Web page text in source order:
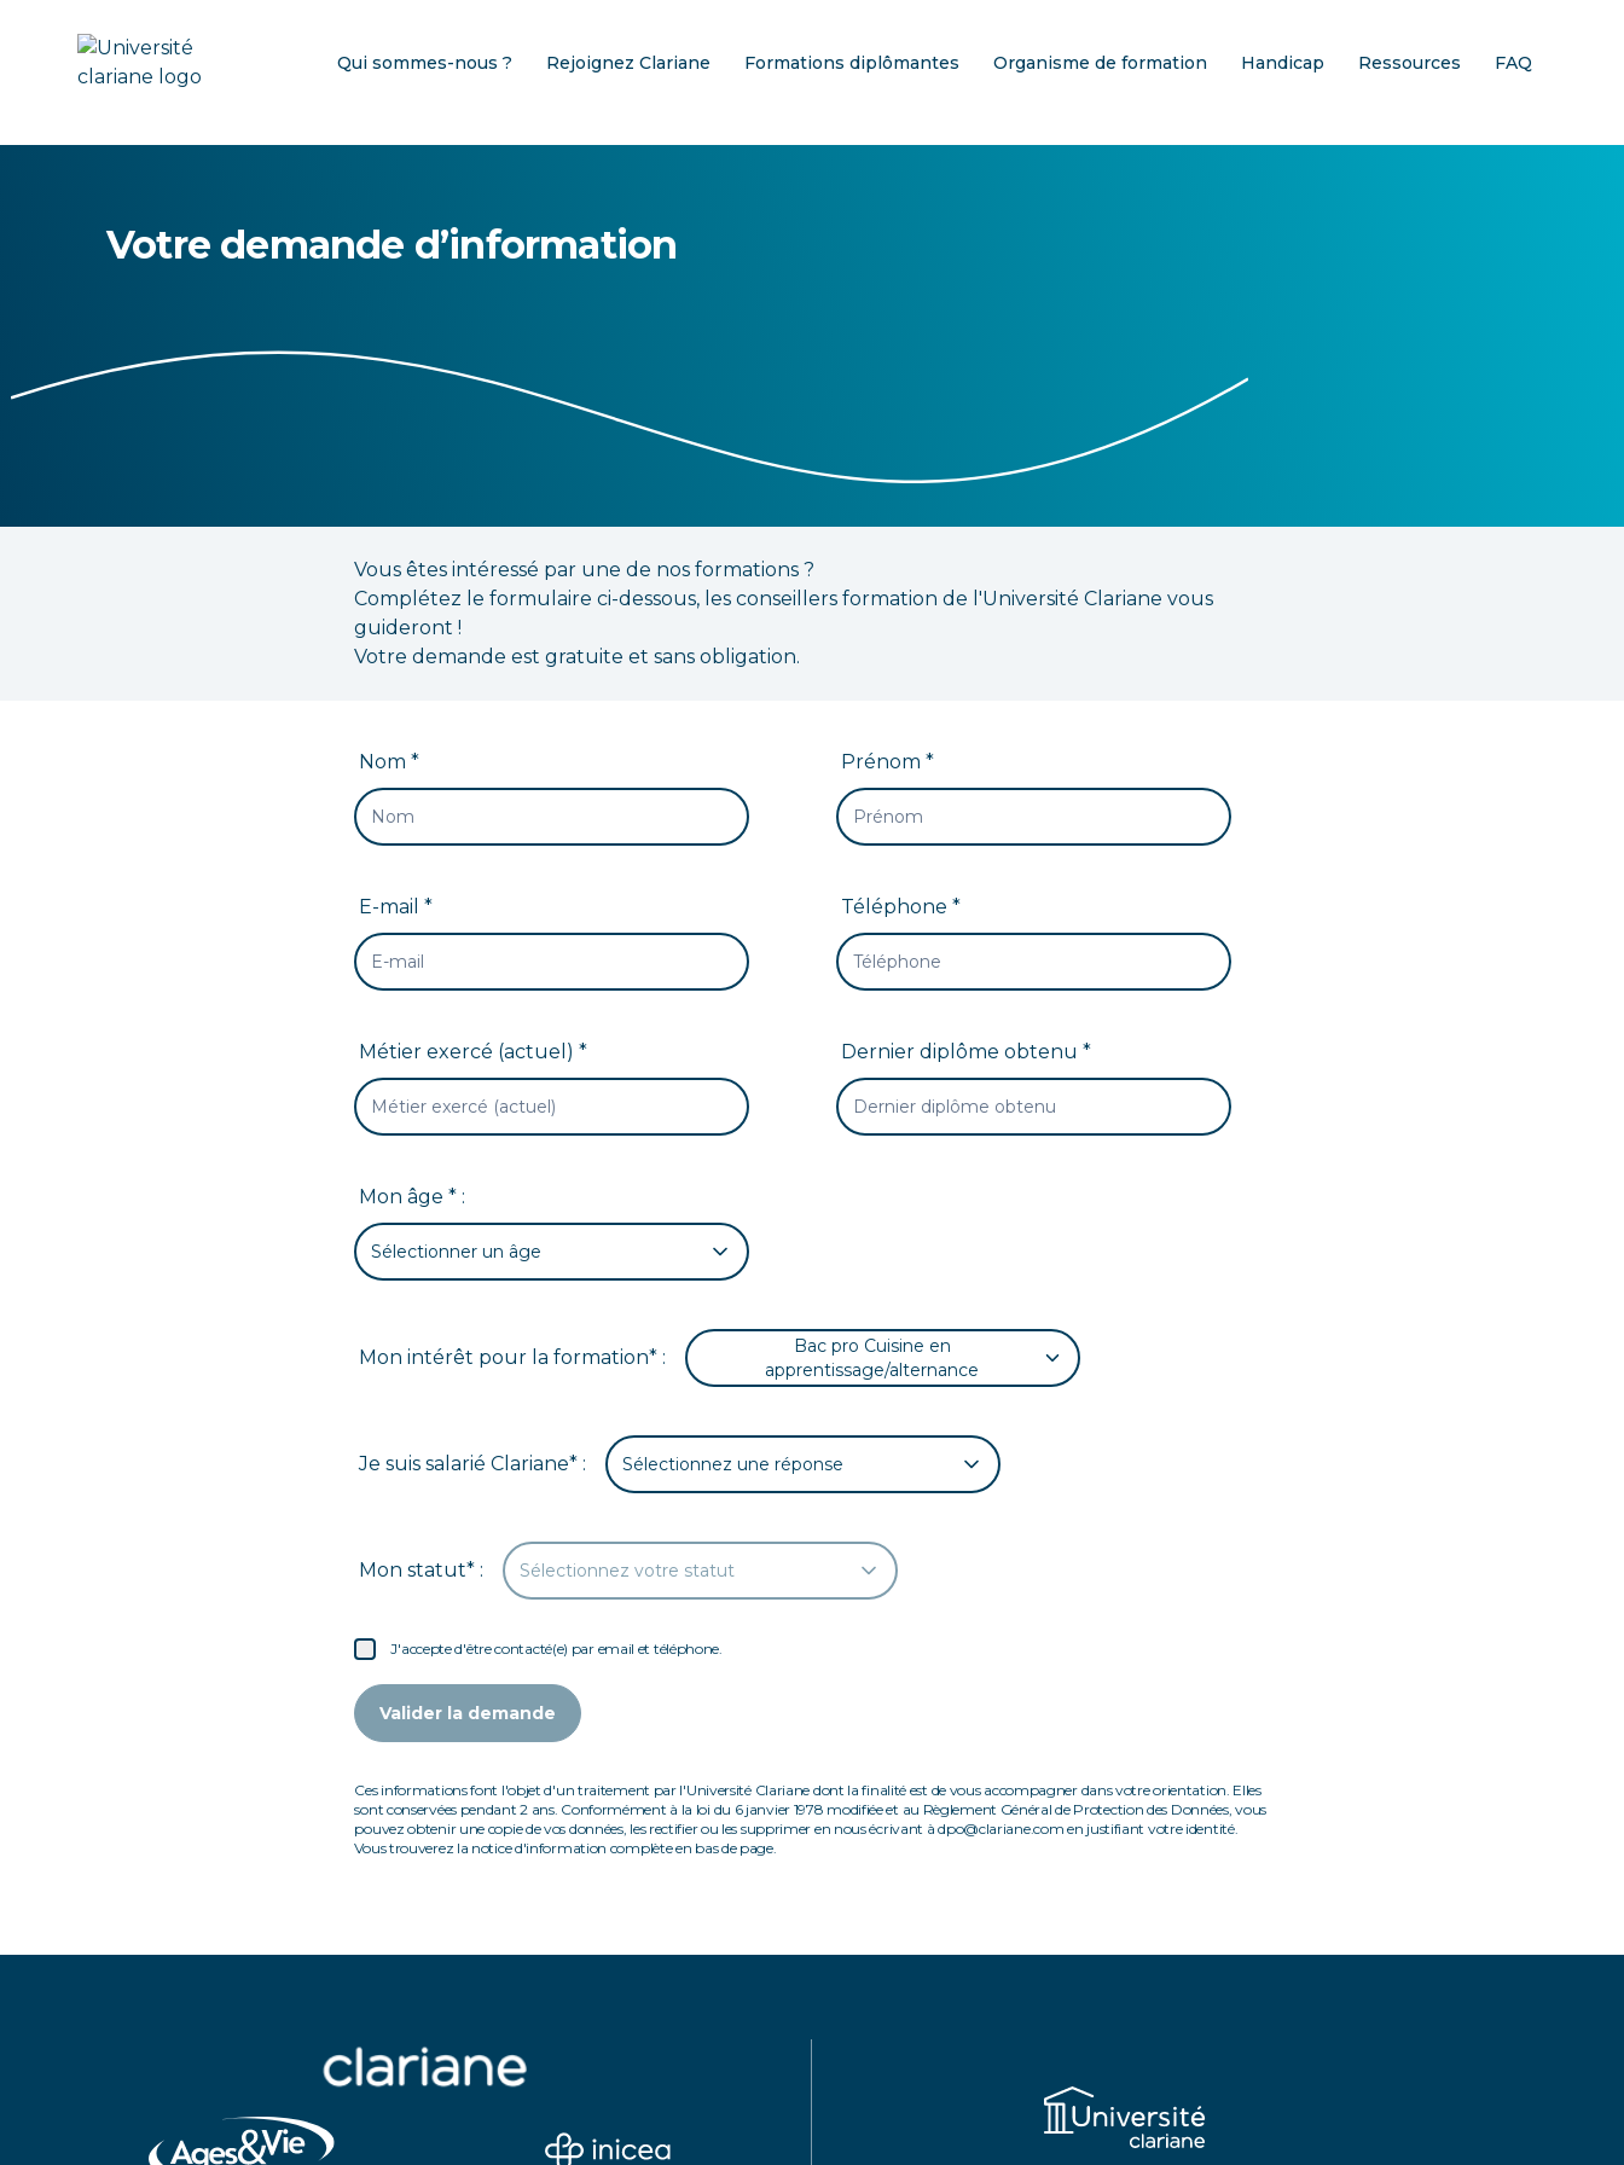
Qui sommes-nous ? Rejoignez Clariane Formations diplômantes Organisme de formation Handicap Ressources FAQ
Votre demande d’information
Vous êtes intéressé par une de nos formations ?
Complétez le formulaire ci-dessous, les conseillers formation de l'Université Clariane vous
guideront !
Votre demande est gratuite et sans obligation.
Nom * Prénom *
E-mail * Téléphone *
Métier exercé (actuel) * Dernier diplôme obtenu *
Mon âge * :
Sélectionner un âge
Mon intérêt pour la formation* :
Bac pro Cuisine en
apprentissage/alternance
Je suis salarié Clariane* : Sélectionnez une réponse
Mon statut* : Sélectionnez votre statut
J'accepte d'être contacté(e) par email et téléphone.
Valider la demande
Ces informations font l'objet d'un traitement par l'Université Clariane dont la finalité est de vous accompagner dans votre orientation. Elles
sont conservées pendant 2 ans. Conformément à la loi du 6 janvier 1978 modifiée et au Règlement Général de Protection des Données, vous
pouvez obtenir une copie de vos données, les rectifier ou les supprimer en nous écrivant à dpo@clariane.com en justifiant votre identité.
Vous trouverez la notice d'information complète en bas de page.